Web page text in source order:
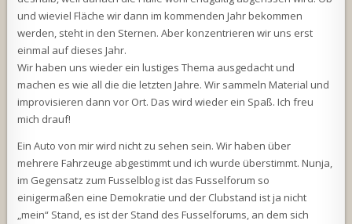
und wieviel Fläche wir dann im kommenden Jahr bekommen
werden, steht in den Sternen. Aber konzentrieren wir uns erst
einmal auf dieses Jahr.
Wir haben uns wieder ein lustiges Thema ausgedacht und
machen es wie all die die letzten Jahre. Wir sammeln Material und
improvisieren dann vor Ort. Das wird wieder ein Spaß. Ich freu
mich drauf!
Ein Auto von mir wird nicht zu sehen sein. Wir haben über
mehrere Fahrzeuge abgestimmt und ich wurde überstimmt. Nunja,
im Gegensatz zum Fusselblog ist das Fusselforum so
einigermaßen eine Demokratie und der Clubstand ist ja nicht
„mein“ Stand, es ist der Stand des Fusselforums, an dem sich